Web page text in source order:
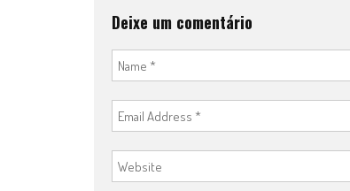
Deixe um comentário